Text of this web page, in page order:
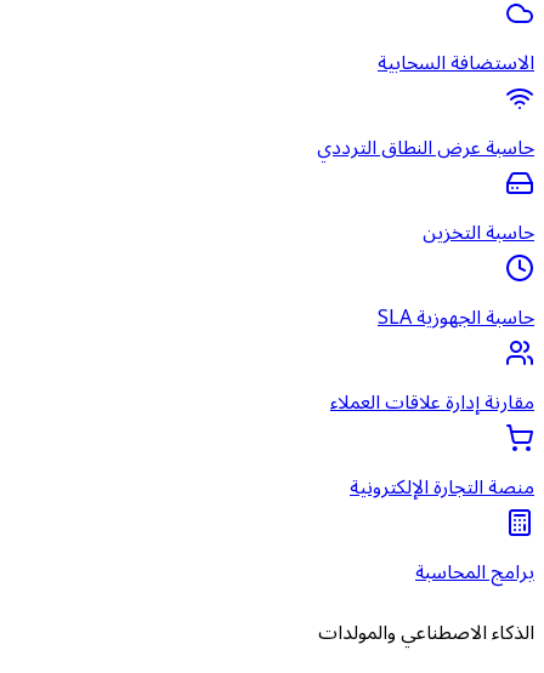
الاستضافة السحابية
حاسبة عرض النطاق الترددي
حاسبة التخزين
حاسبة الجهوزية SLA
مقارنة إدارة علاقات العملاء
منصة التجارة الإلكترونية
برامج المحاسبة
الذكاء الاصطناعي والمولدات